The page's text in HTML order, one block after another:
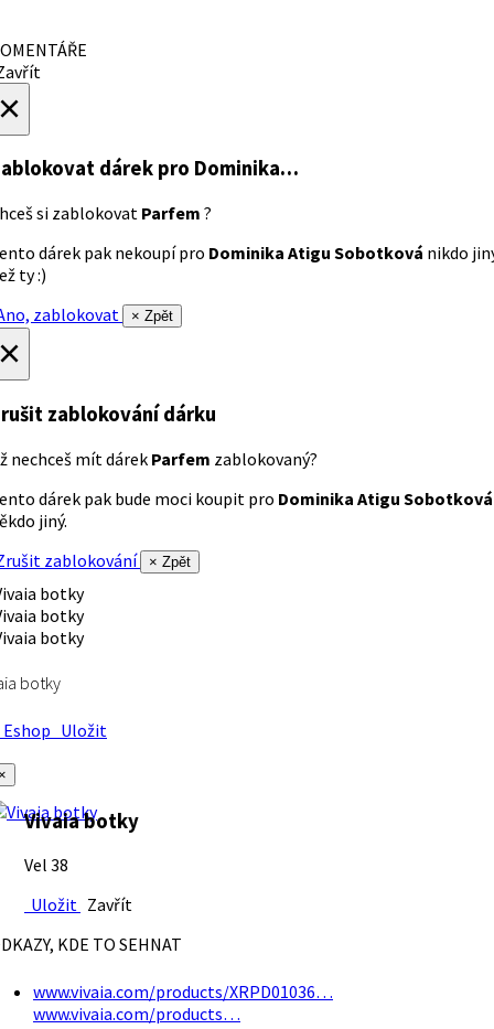
dárek pro Dominika…
si zablokovat Parfem ?
dárek pak nekoupí pro Dominika Atigu Sobotková nikdo
ty :)
zablokovat
× Zpět
zablokování dárku
nechceš mít dárek Parfem zablokovaný?
dárek pak bude moci koupit pro Dominika Atigu Sobotková
jiný.
zablokování
× Zpět
botky
Uložit
Vivaia botky
Vel 38
Uložit Zavřít
KDE TO SEHNAT
www.vivaia.com/products/XRPD01036…
www.vivaia.com/products…